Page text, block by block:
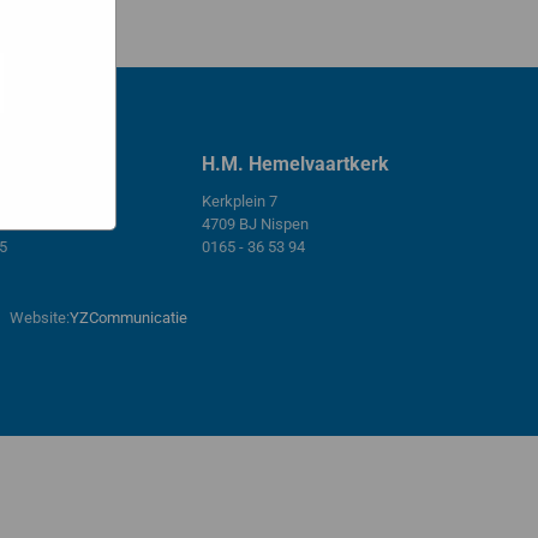
H.M. Hemelvaartkerk
Kerkplein 7
4709 BJ Nispen
0165 - 36 53 94
Website:YZCommunicatie
Er
van